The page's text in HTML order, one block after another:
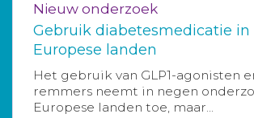
Nieuw onderzoek
Gebruik diabetesmedicatie in
Europese landen
Het gebruik van GLP1-agonisten
remmers neemt in negen
Europese landen toe, maar...